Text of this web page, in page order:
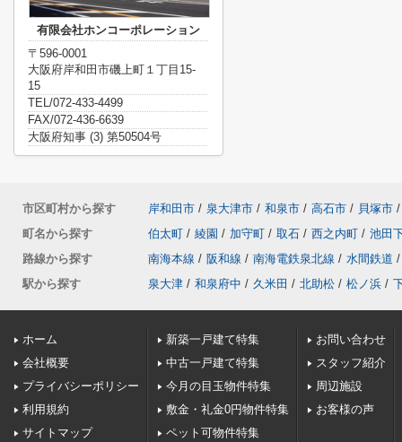
有限会社ホンコーポレーション
〒596-0001
大阪府岸和田市磯上町１丁目15-
15
TEL/072-433-4499
FAX/072-436-6639
大阪府知事 (3) 第50504号
市区町村から探す 岸和田市 / 泉大津市 / 和泉市 / 高石市 / 貝塚市 /
町名から探す
伯太町 / 綾園 / 加守町 / 取石 / 西之内町 / 池田
路線から探す
南海本線 / 阪和線 / 南海電鉄泉北線 / 水間鉄道 /
駅から探す
泉大津 / 和泉府中 / 久米田 / 北助松 / 松ノ浜 /
ホーム
会社概要
プライバシーポリシー
利用規約
サイトマップ
新築一戸建て特集
中古一戸建て特集
今月の目玉物件特集
敷金・礼金0円物件特集
ペット可物件特集
お問い合わせ
スタッフ紹介
周辺施設
お客様の声